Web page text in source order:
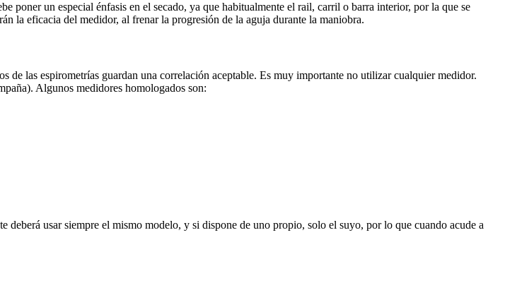
poner un especial énfasis en el secado, ya que habitualmente el rail, carril o barra interior, por la que se
la eficacia del medidor, al frenar la progresión de la aguja durante la maniobra.
las espirometrías guardan una correlación aceptable. Es muy importante no utilizar cualquier medidor.
Algunos medidores homologados son:
usar siempre el mismo modelo, y si dispone de uno propio, solo el suyo, por lo que cuando acude a